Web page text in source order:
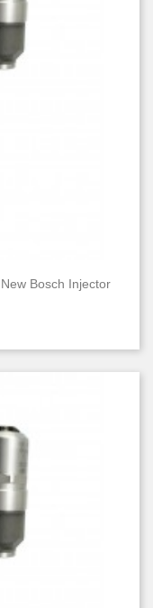
Bosch Injector